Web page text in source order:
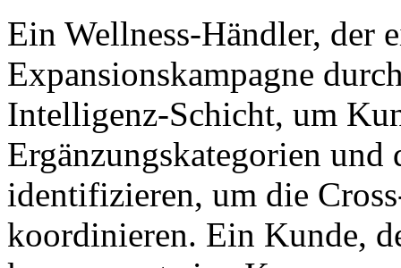
Ein Wellness-Händler, der
Expansionskampagne
Intelligenz-Schicht, um
Ergänzungskategorien und
identifizieren, um die
koordinieren. Ein Kunde,